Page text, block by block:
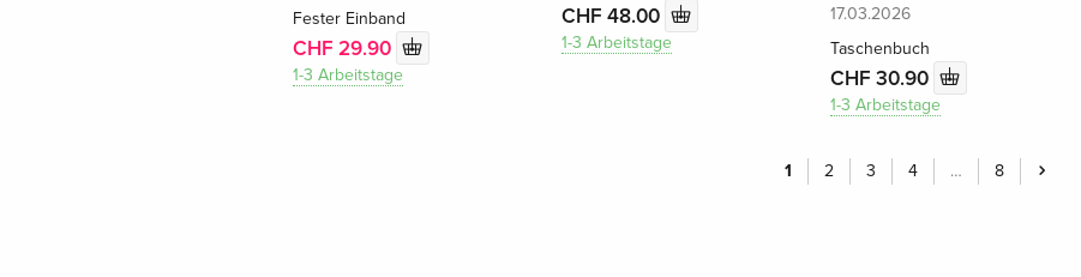
Fester Einband
CHF 29.90
1-3 Arbeitstage
CHF 48.00
1-3 Arbeitstage
17.03.2026
Taschenbuch
CHF 30.90
1-3 Arbeitstage
1 2 3 4 … 8